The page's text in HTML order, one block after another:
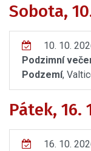
Sobota,
10. 10.
Podzimní
Podzemí,
Pátek, 16.
16. 10.